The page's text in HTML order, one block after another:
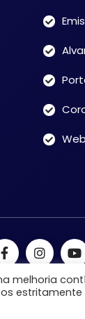
melhoria
estritamente